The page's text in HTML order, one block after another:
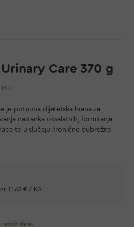
Care 370 g
je potpuna dijetetska hrana za
nastanka oksalatnih, formiranja
te u slučaju kronične bubrežne
11,62 € / KG
radnih dana.